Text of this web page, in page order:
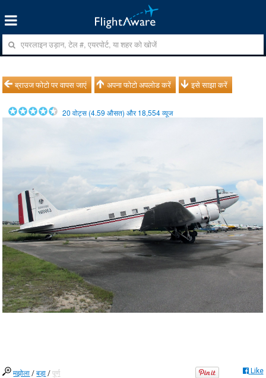
ब्राउज फोटो पर वापस जाएं अपना फोटो अपलोड करें इसे साझा करें
20 वोट्स (4.59 औसत) और18,554व्यूज
मझोला /बड़ा /पूर्ण Like